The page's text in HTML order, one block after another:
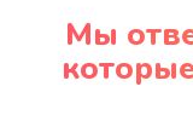
Мы